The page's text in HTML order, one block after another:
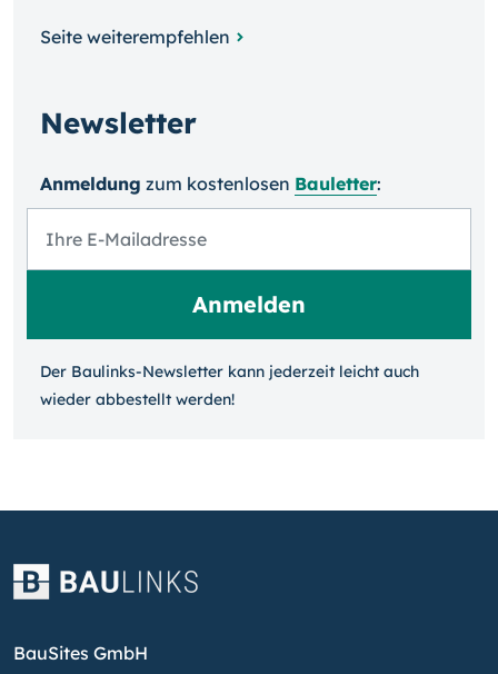
Seite weiterempfehlen
Newsletter
Anmeldung zum kosten­losen Bauletter:
Der Baulinks-Newsletter kann jeder­zeit leicht auch
wieder ab­bestellt werden!
BauSites GmbH